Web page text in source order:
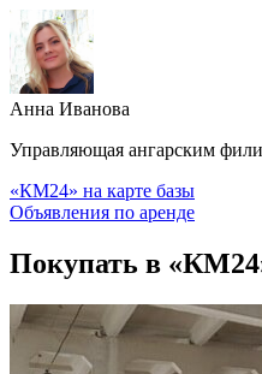
Анна Иванова
Управляющая ангарским
«КМ24» на карте базы
Объявления по аренде
Покупать в